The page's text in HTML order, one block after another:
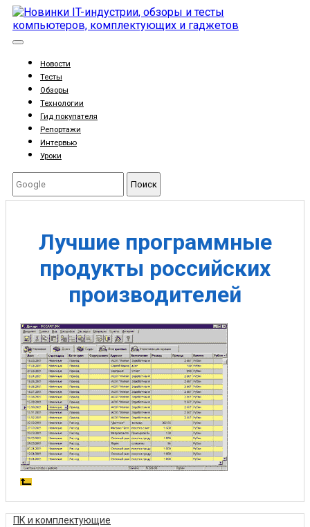
Новости
Тесты
Обзоры
Технологии
Гид покупателя
Репортажи
Интервью
Уроки
Поиск
Лучшие программные
продукты российских
производителей
ПК и комплектующие